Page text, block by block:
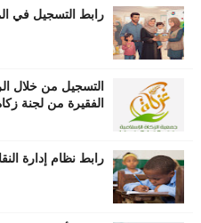
رابط التسجيل في
التسجيل من خلال
الفقيرة من لجنة
رابط نظام إدارة